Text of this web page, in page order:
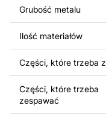
poprzez dodanie
potrzeb. Jeśli
metalowego
Jeśli masz
pomocy, skontaktuj
Grubość metalu
Ilość materiałów
Części, które trzeba
Części, które trzeba
zespawać